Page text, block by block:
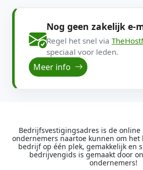
Nog geen zakelijk e-
Regel het snel via
speciaal voor leden.
Meer info
Bedrijfsvestigingsadres is de
ondernemers naartoe kunnen om
bedrijf op één plek, gemakkelijk en
bedrijvengids is gemaakt door
ondernemers!